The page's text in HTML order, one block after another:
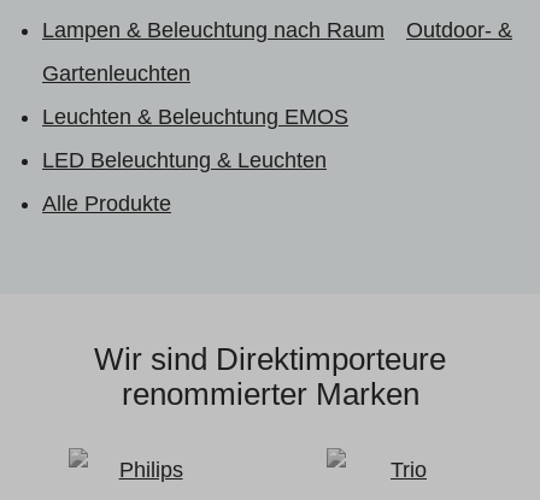
Lampen & Beleuchtung nach Raum
Outdoor- &
Gartenleuchten
Leuchten & Beleuchtung EMOS
LED Beleuchtung & Leuchten
Alle Produkte
Wir sind Direktimporteure
renommierter Marken